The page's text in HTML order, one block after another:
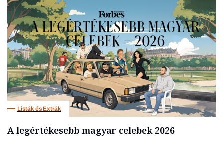
Listák és Extrák
A legértékesebb magyar celebek 2026